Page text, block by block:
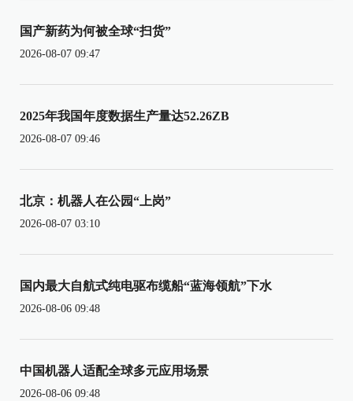
国产新药为何被全球“扫货”
2026-08-07 09:47
2025年我国年度数据生产量达52.26ZB
2026-08-07 09:46
北京：机器人在公园“上岗”
2026-08-07 03:10
国内最大自航式纯电驱布缆船“蓝海领航”下水
2026-08-06 09:48
中国机器人适配全球多元应用场景
2026-08-06 09:48